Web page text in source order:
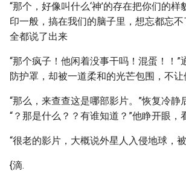
“那个，好像叫什么‘神’的存在把你们的
印一般，搞在我们的脑子里，想忘都忘不
全都说了出来
“那个疯子！他闲着没事干吗！混蛋！！”
防护罩，却被一道柔和的光芒包围，不让
“那么，来查查这是哪部影片。”恢复冷静
“？那是什么？？有谁知道？”他睁开眼，
“很老的影片，大概说外星人入侵地球，
{滴.